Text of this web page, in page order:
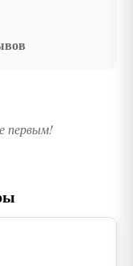
первым!